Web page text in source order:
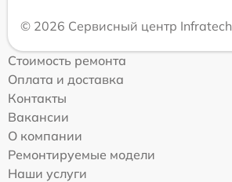
© 2026 Сервисный центр Infratech
Стоимость ремонта
Оплата и доставка
Контакты
Вакансии
О компании
Ремонтируемые модели
Наши услуги